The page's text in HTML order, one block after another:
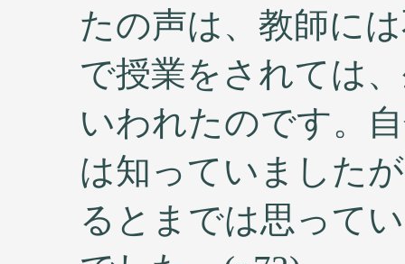
たの声は、教師に
で授業をされては
いわれたのです。
は知っていました
るとまでは思って